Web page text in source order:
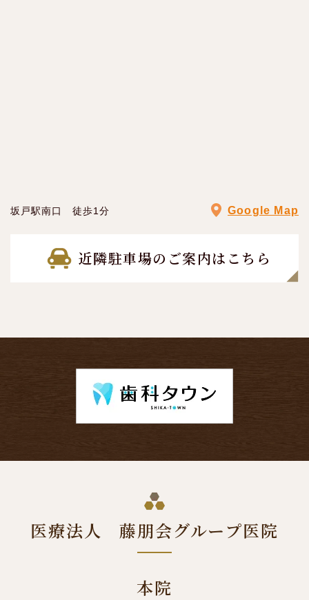
坂戸駅南口 徒歩1分 Google Map
近隣駐車場のご案内はこちら
医療法人 藤朋会グループ医院
本院